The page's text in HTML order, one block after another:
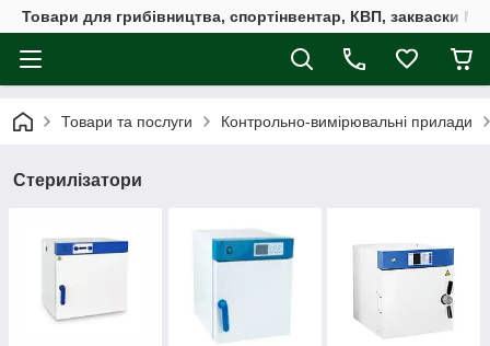
Товари для грибівництва, спортінвентар, КВП, закваски
Товари та послуги Контрольно-вимірювальні прилади
Стерилізатори